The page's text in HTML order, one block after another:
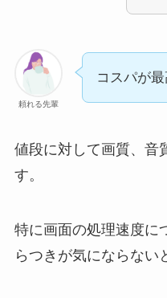
頼れる先輩
コスパが最
値段に対して画質、音
す。
特に画面の処理速度に
らつきが気にならない